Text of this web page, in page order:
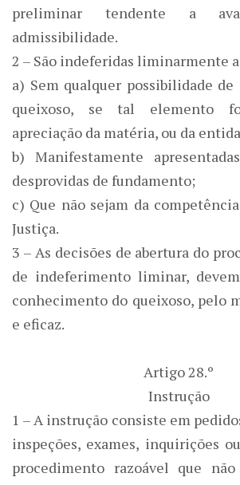
preliminar tendente a
admissibilidade.
2 – São indeferidas liminarmente
a) Sem qualquer possibilidade
queixoso, se tal elemento
apreciação da matéria, ou da
b) Manifestamente
desprovidas de fundamento;
c) Que não sejam da
Justiça.
3 – As decisões de abertura do
de indeferimento liminar,
conhecimento do queixoso, pelo
e eficaz.
Artigo 28.º
Instrução
1 – A instrução consiste em
inspeções, exames, inquirições
procedimento razoável que